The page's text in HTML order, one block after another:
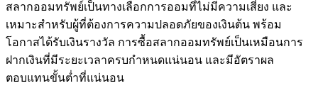
สลากออมทรัพย์เป็นทางเลือกการออมที่ไม่มีความเสี่ยง และ
เหมาะสำหรับผู้ที่ต้องการความปลอดภัยของเงินต้น พร้อม
โอกาสได้รับเงินรางวัล การซื้อสลากออมทรัพย์เป็นเหมือนการ
ฝากเงินที่มีระยะเวลาครบกำหนดแน่นอน และมีอัตราผล
ตอบแทนขั้นต่ำที่แน่นอน